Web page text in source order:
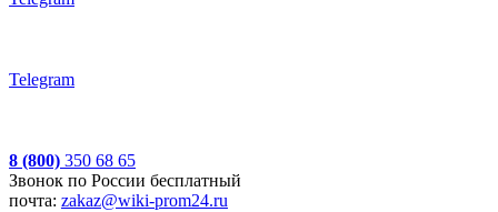
Telegram
8 (800) 350 68 65
Звонок по России бесплатный
почта: zakaz@wiki-prom24.ru